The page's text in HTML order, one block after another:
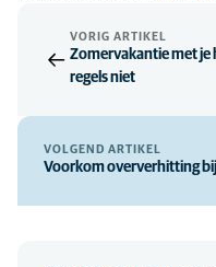
VORIG ARTIKEL
Zomervakantie met je
regels niet
VOLGEND ARTIKEL
Voorkom oververhitting